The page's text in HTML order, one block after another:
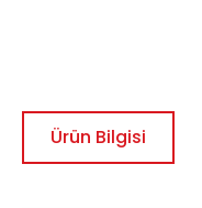
Ürün Bilgisi